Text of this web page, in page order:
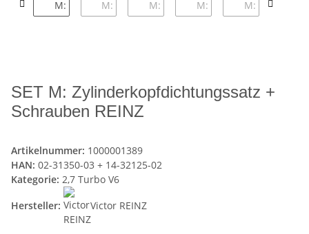
SET M: Zylinderkopfdichtungssatz +
Schrauben REINZ
Artikelnummer: 1000001389
HAN: 02-31350-03 + 14-32125-02
Kategorie: 2,7 Turbo V6
Hersteller:
Victor REINZ